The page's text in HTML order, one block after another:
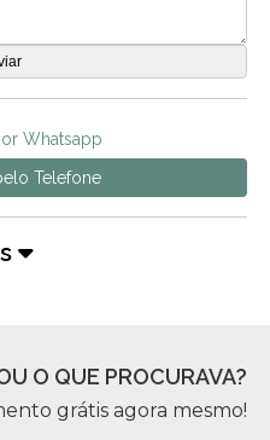
Whatsapp
Telefone
O QUE PROCURAVA?
grátis agora mesmo!